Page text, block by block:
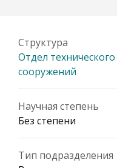
Структура
Отдел
сооружений
Научная степень
Без степени
Тип подразделения